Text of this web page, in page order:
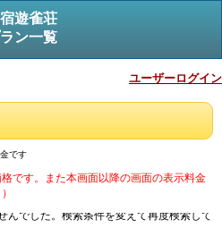
遊雀荘
ン一覧
ユーザーログイン
です
です。また本画面以降の画面の表示料金
んでした。検索条件を変えて再度検索して